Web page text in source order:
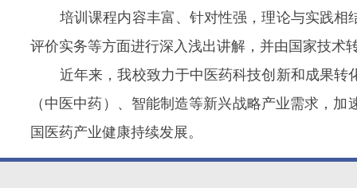
培训课程内容丰富、针对性强，理论与实践
评价实务等方面进行深入浅出讲解，并由国家技术
近年来，我校致力于中医药科技创新和成果
（中医中药）、智能制造等新兴战略产业需求，
国医药产业健康持续发展。